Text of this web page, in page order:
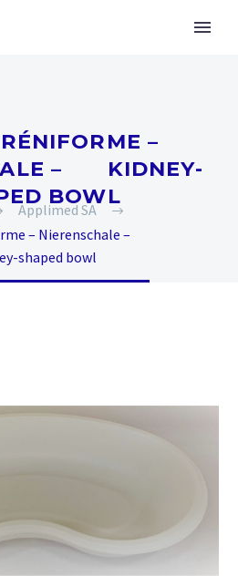
–
– KIDNEY-
BOWL
Applimed SA
– Nierenschale –
shaped bowl